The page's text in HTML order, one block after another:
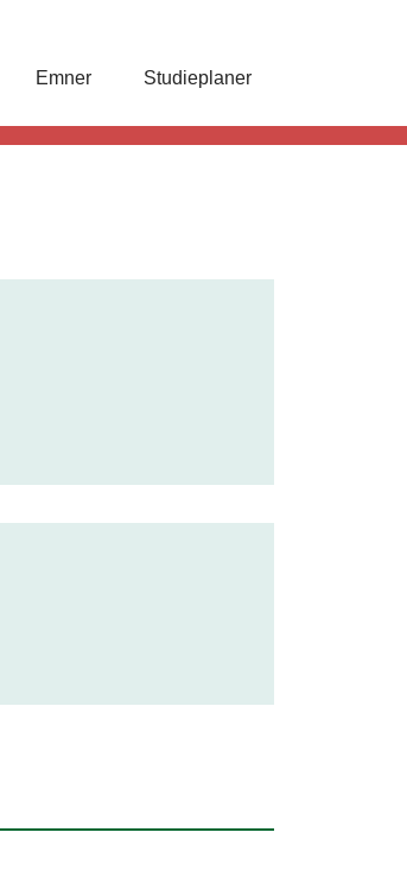
Emner Studieplaner